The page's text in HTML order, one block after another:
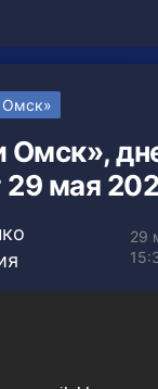
Омск»
Омск»,
29 мая
29